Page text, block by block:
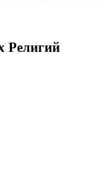
Религий